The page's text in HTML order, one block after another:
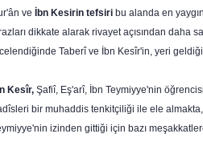
ve
İbn Kesirin tefsiri bu alanda en
dikkate alarak rivayet açısından daha
Taberî ve İbn Kesîr'in, yeri
Kesîr, Şafiî, Eş'arî, İbn Teymiyye'nin öğrencisi
bir muhaddis tenkitçiliği ile ele
izinden gittiği için bazı